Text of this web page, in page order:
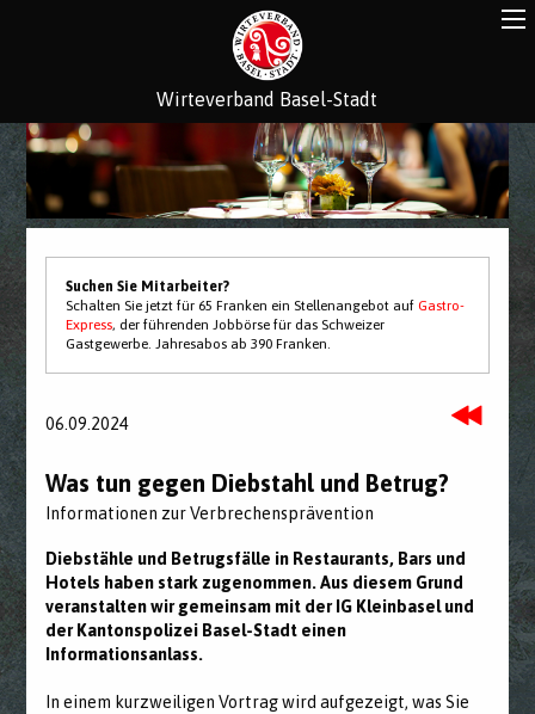
Wirteverband Basel-Stadt
Suchen Sie Mitarbeiter?
Schalten Sie jetzt für 65 Franken ein Stellenangebot aufGastro-
Express, der führenden Jobbörse für das Schweizer
Gastgewerbe. Jahresabos ab 390 Franken.
06.09.2024
Was tun gegen Diebstahl und Betrug?
Informationen zur Verbrechensprävention
Diebstähle und Betrugsfälle in Restaurants, Bars und
Hotels haben stark zugenommen. Aus diesem Grund
veranstalten wir gemeinsam mit der IG Kleinbasel und
der Kantonspolizei Basel-Stadt einen
Informationsanlass.
In einem kurzweiligen Vortrag wird aufgezeigt, was Sie